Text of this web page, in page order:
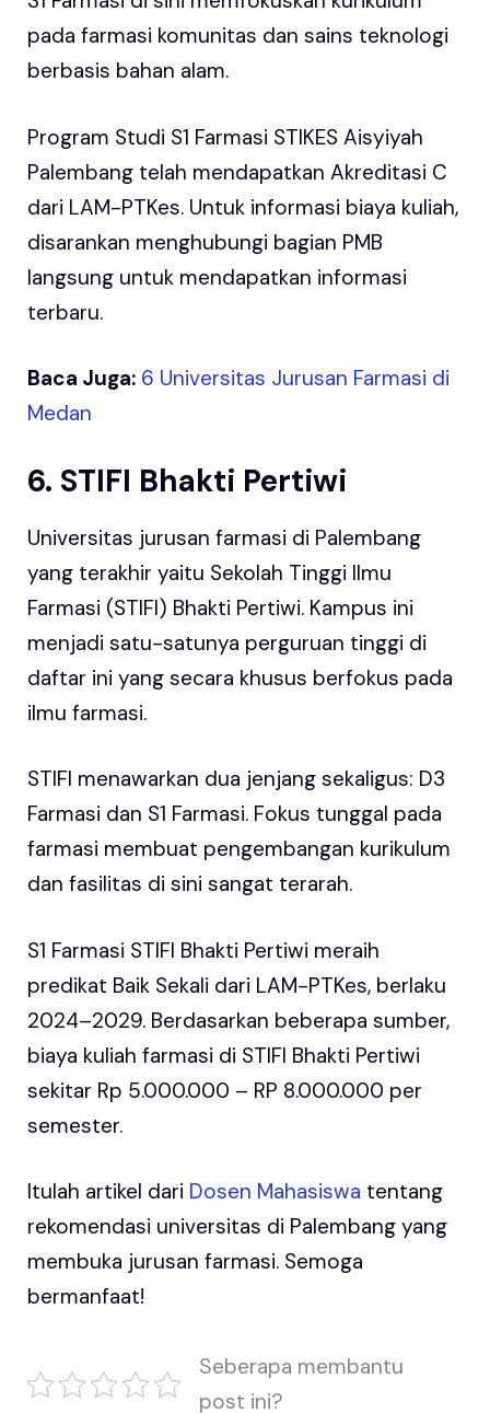
pada farmasi komunitas dan sains teknologi
berbasis bahan alam.
Program Studi S1 Farmasi STIKES Aisyiyah
Palembang telah mendapatkan Akreditasi C
dari LAM-PTKes. Untuk informasi biaya kuliah,
disarankan menghubungi bagian PMB
langsung untuk mendapatkan informasi
terbaru.
Baca Juga: 6 Universitas Jurusan Farmasi di
Medan
6. STIFI Bhakti Pertiwi
Universitas jurusan farmasi di Palembang
yang terakhir yaitu Sekolah Tinggi Ilmu
Farmasi (STIFI) Bhakti Pertiwi. Kampus ini
menjadi satu-satunya perguruan tinggi di
daftar ini yang secara khusus berfokus pada
ilmu farmasi.
STIFI menawarkan dua jenjang sekaligus: D3
Farmasi dan S1 Farmasi. Fokus tunggal pada
farmasi membuat pengembangan kurikulum
dan fasilitas di sini sangat terarah.
S1 Farmasi STIFI Bhakti Pertiwi meraih
predikat Baik Sekali dari LAM-PTKes, berlaku
2024–2029. Berdasarkan beberapa sumber,
biaya kuliah farmasi di STIFI Bhakti Pertiwi
sekitar Rp 5.000.000 – RP 8.000.000 per
semester.
Itulah artikel dari Dosen Mahasiswa tentang
rekomendasi universitas di Palembang yang
membuka jurusan farmasi. Semoga
bermanfaat!
Seberapa membantu
post ini?